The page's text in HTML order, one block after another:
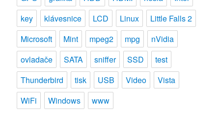
key
klávesnice LCD Linux
Little Falls 2
Microsoft
Mint mpeg2 mpg
nVidia
ovladače
SATA sniffer SSD
test
Thunderbird
tisk USB Video
Vista
WiFi
Windows www